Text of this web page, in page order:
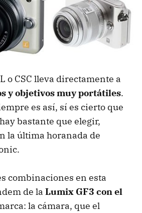
o CSC lleva directamente a
y objetivos muy portátiles.
es así, sí es cierto que
bastante que elegir,
la última horanada de
combinaciones en esta
de la Lumix GF3 con el
la cámara, que el